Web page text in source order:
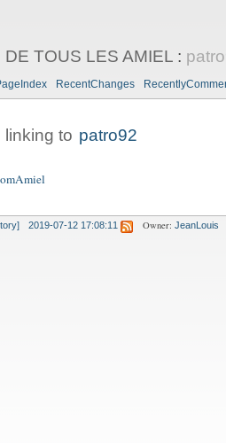
DE TOUS LES AMIEL:
RecentChanges
linking to patro92
2019-07-12 17:08:11 Owner: JeanLouis